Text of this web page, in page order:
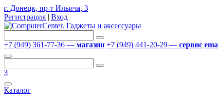
г. Донецк, пр-т Ильича, 3
Регистрация | Вход
+7 (949) 361-77-36 — магазин +7 (949) 441-20-29 — сервис
3
Каталог